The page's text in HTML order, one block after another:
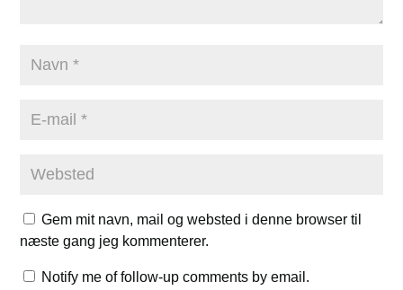
Gem mit navn, mail og websted i denne browser til
næste gang jeg kommenterer.
Notify me of follow-up comments by email.